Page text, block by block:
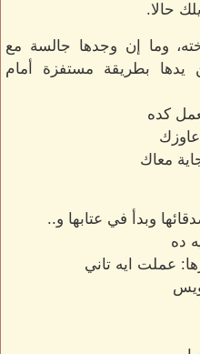
حالا.
وما إن وجدها جالسة مع
يدها بطريقة مستفزة أمام
كده
معاك
وبدأ في عتابها و..
ده
عملت ايه تاني